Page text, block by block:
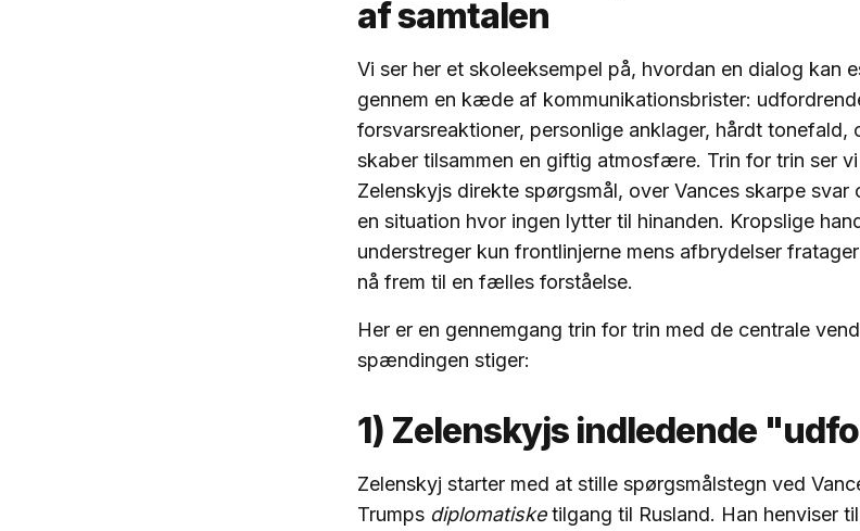
af samtalen
Vi ser her et skoleeksempel på, hvordan en dialog kan
gennem en kæde af kommunikationsbrister:
forsvarsreaktioner, personlige anklager, hårdt tonefald,
skaber tilsammen en giftig atmosfære. Trin for trin ser
Zelenskyjs direkte spørgsmål, over Vances skarpe
en situation hvor ingen lytter til hinanden. Kropslige
understreger kun frontlinjerne mens afbrydelser
nå frem til en fælles forståelse.
Her er en gennemgang trin for trin med de centrale
spændingen stiger:
1) Zelenskyjs indledende
Zelenskyj starter med at stille spørgsmålstegn ved
Trumps diplomatisketilgang til Rusland. Han henviser